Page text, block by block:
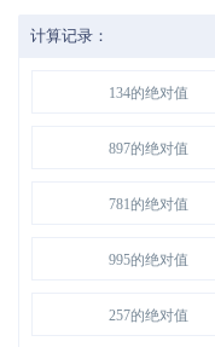
计算记录：
134的绝对值
897的绝对值
781的绝对值
995的绝对值
257的绝对值